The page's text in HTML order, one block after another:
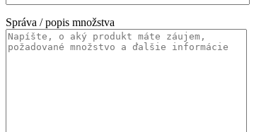
Správa / popis množstva